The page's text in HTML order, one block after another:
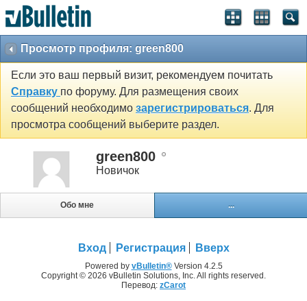
Просмотр профиля: green800
Если это ваш первый визит, рекомендуем почитать
Справку по форуму. Для размещения своих
сообщений необходимо зарегистрироваться. Для
просмотра сообщений выберите раздел.
green800
Новичок
Обо мне ...
Вход Регистрация Вверх
Powered by vBulletin®Version 4.2.5
Copyright © 2026 vBulletin Solutions, Inc. All rights reserved.
Перевод: zCarot